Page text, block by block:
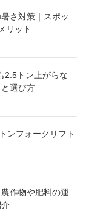
さ対策｜スポッ
リット
2.5トン上がらな
選び方
ンフォークリフト
作物や肥料の運